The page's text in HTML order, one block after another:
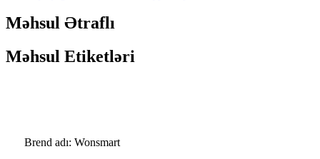
Məhsul Ətraflı
Məhsul Etiketləri
Brend adı: Wonsmart